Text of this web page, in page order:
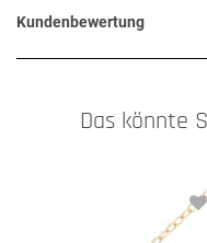
Kundenbewertung
Das könnte